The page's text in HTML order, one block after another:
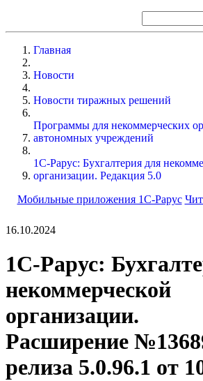
Главная
Новости
Новости тиражных решений
Программы для некоммерческих
автономных учреждений
1С-Рарус: Бухгалтерия для
организации. Редакция 5.0
Мобильные приложения 1С-Рарус
16.10.2024
1С-Рарус:
некоммерческой
организации.
Расширение
релиза 5.0.96.1 от